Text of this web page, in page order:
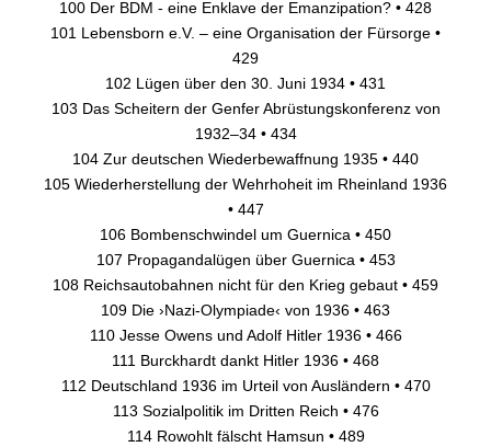
100 Der BDM - eine Enklave der Emanzipation? • 428
101 Lebensborn e.V. – eine Organisation der Fürsorge •
429
102 Lügen über den 30. Juni 1934 • 431
103 Das Scheitern der Genfer Abrüstungskonferenz von
1932–34 • 434
104 Zur deutschen Wiederbewaffnung 1935 • 440
105 Wiederherstellung der Wehrhoheit im Rheinland 1936
• 447
106 Bombenschwindel um Guernica • 450
107 Propagandalügen über Guernica • 453
108 Reichsautobahnen nicht für den Krieg gebaut • 459
109 Die ›Nazi-Olympiade‹ von 1936 • 463
110 Jesse Owens und Adolf Hitler 1936 • 466
111 Burckhardt dankt Hitler 1936 • 468
112 Deutschland 1936 im Urteil von Ausländern • 470
113 Sozialpolitik im Dritten Reich • 476
114 Rowohlt fälscht Hamsun • 489